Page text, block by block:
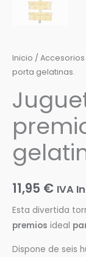
Inicio / Accesorios
porta gelatinas.
11,95 € IVA
Esta divertida
premios ideal
Dispone de seis